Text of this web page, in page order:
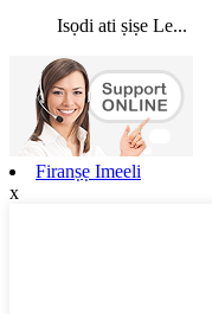
Isọdi ati ṣiṣe Le...
Firanṣẹ Imeeli
x